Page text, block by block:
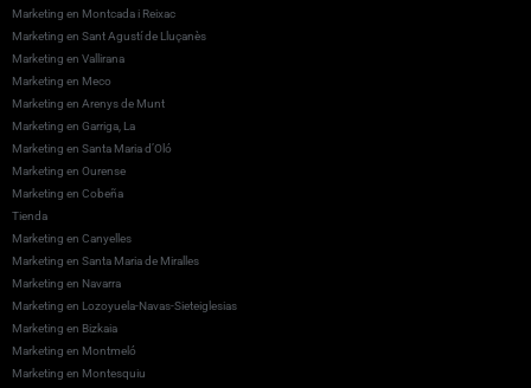
Marketing en Montcada i Reixac
Marketing en Sant Agustí de Lluçanès
Marketing en Vallirana
Marketing en Meco
Marketing en Arenys de Munt
Marketing en Garriga, La
Marketing en Santa Maria d’Oló
Marketing en Ourense
Marketing en Cobeña
Tienda
Marketing en Canyelles
Marketing en Santa Maria de Miralles
Marketing en Navarra
Marketing en Lozoyuela-Navas-Sieteiglesias
Marketing en Bizkaia
Marketing en Montmeló
Marketing en Montesquiu